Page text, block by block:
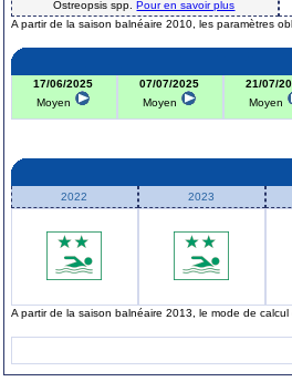
Ostreopsis spp.Pour en savoir plus
A partir de la saison balnéaire 2010, les paramètres
17/06/2025
Moyen
07/07/2025
Moyen
21/07/
Moyen
2022 2023
A partir de la saison balnéaire 2013, le mode de